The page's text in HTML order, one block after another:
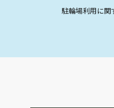
駐輪場利用に関